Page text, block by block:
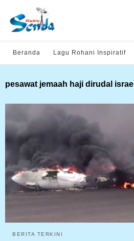
Beranda Lagu Rohani Inspiratif
pesawat jemaah haji dirudal israel
BERITA TERKINI